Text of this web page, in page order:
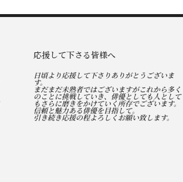
応援して下さる皆様へ
日頃より応援して下さりありがとうございま
す。
まだまだ未熟者ではございますがこれから多く
のことに挑戦していき、俳優としても人として
もさらに磨きをかけていく所存でございます。
信頼と魅力ある俳優を目指して。
引き続き応援の程よろしくお願い致します。